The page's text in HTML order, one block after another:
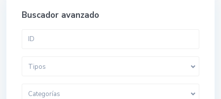
Buscador avanzado
Tipos
Categorías